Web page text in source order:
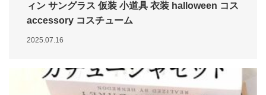
ィン サングラス 仮装 小道具 衣装 halloween コス
accessory コスチューム
2025.07.16